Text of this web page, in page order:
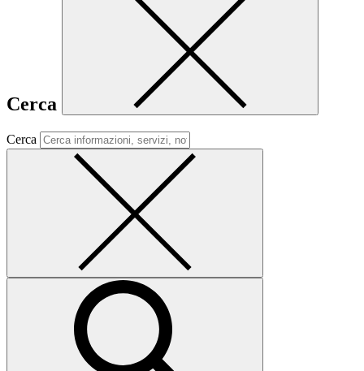
Cerca
Cerca